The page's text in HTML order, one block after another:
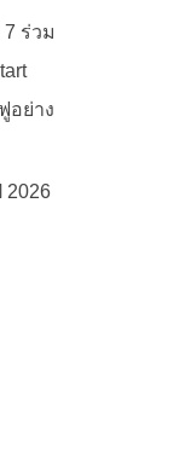
ร่วม
อย่าง
2026